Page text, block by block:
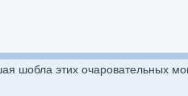
шобла этих очаровательных